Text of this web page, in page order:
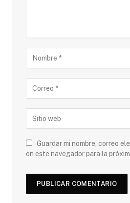
Guardar mi nombre, correo
en este navegador para la